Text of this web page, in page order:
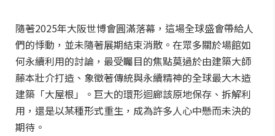
隨著2025年大阪世博會圓滿落幕，這場全球盛會帶給人
們的悸動，並未隨著展期結束消散。在眾多關於場館如
何永續利用的討論，最受矚目的焦點莫過於由建築大師
藤本壯介打造、象徵著傳統與永續精神的全球最大木造
建築「大屋根」。巨大的環形迴廊該原地保存、拆解利
用，還是以某種形式重生，成為許多人心中懸而未決的
期待。